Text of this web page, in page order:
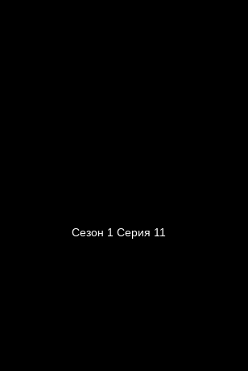
Сезон 1 Серия 11